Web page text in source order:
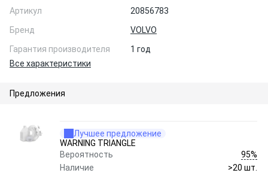
Артикул
20856783
Бренд
VOLVO
Гарантия производителя
1 год
Все характеристики
Предложения
Лучшее предложение
WARNING TRIANGLE
Вероятность
95%
Наличие
>20 шт.